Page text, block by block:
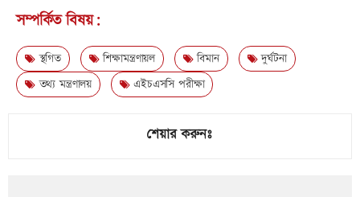
সম্পর্কিত বিষয়:
স্থগিত শিক্ষামন্ত্রণায়ল বিমান
দুর্ঘটনা
তথ্য মন্ত্রণালয়
এইচএসসি পরীক্ষা
শেয়ার করুনঃ